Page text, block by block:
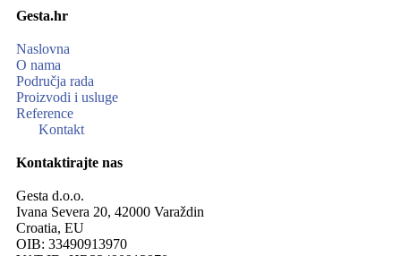
Gesta.hr
Naslovna
O nama
Područja rada
Proizvodi i usluge
Reference
Kontakt
Kontaktirajte nas
Gesta d.o.o.
Ivana Severa 20, 42000 Varaždin
Croatia, EU
OIB: 33490913970